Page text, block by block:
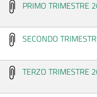
PRIMO TRIMESTRE
SECONDO
TERZO TRIMESTRE